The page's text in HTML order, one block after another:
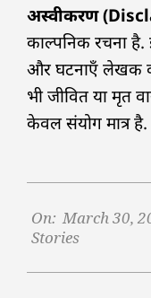
अस्वीकरण
काल्पनिक रचना है.
और घटनाएँ लेखक
भी जीवित या मृत
केवल संयोग मात्र है.
On: March 30,
Stories